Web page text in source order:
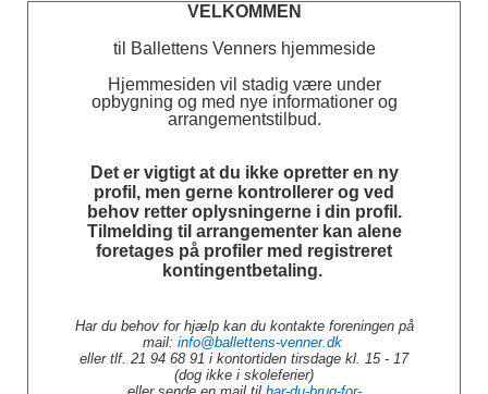
VELKOMMEN
til Ballettens Venners hjemmeside
Hjemmesiden vil stadig være under
opbygning og med nye informationer og
arrangementstilbud.
Det er vigtigt at du ikke opretter en ny
profil, men gerne kontrollerer og ved
behov retter oplysningerne i din profil.
Tilmelding til arrangementer kan alene
foretages på profiler med registreret
kontingentbetaling.
Har du behov for hjælp kan du kontakte foreningen på
mail: info@ballettens-venner.dk
eller tlf. 21 94 68 91 i kontortiden tirsdage kl. 15 - 17
(dog ikke i skoleferier)